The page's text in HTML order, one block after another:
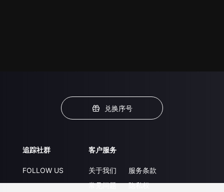
兑换序号
追踪社群
FOLLOW US
客户服务
关于我们
常见问题
服务条款
隐私权